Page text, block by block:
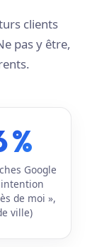
clients
pas y être,
%
Google
de moi »,
ville)